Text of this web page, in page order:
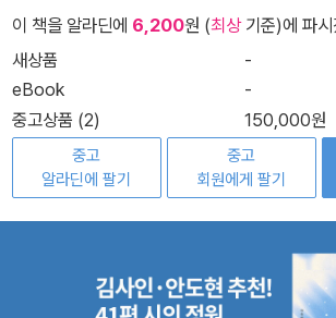
이 책을 알라딘에 6,200원 (최상기준)에 파시
새상품
-
eBook
-
중고상품 (2) 150,000원
중고
알라딘에 팔기
중고
회원에게 팔기